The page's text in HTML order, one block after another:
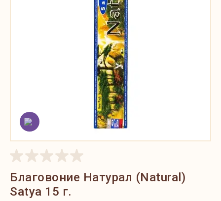
Благовоние Натурал (Natural)
Satya 15 г.